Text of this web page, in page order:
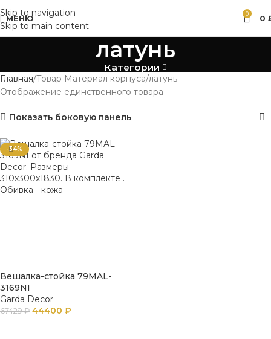
Skip to navigation
Skip to main content
МЕНЮ 0 0
латунь
Категории
Главная Товар Материал корпуса латунь
Отображение единственного товара
Показать боковую панель
-34%
Вешалка-стойка 79MAL-
3169NI
Garda Decor
67429₽ 44400 ₽